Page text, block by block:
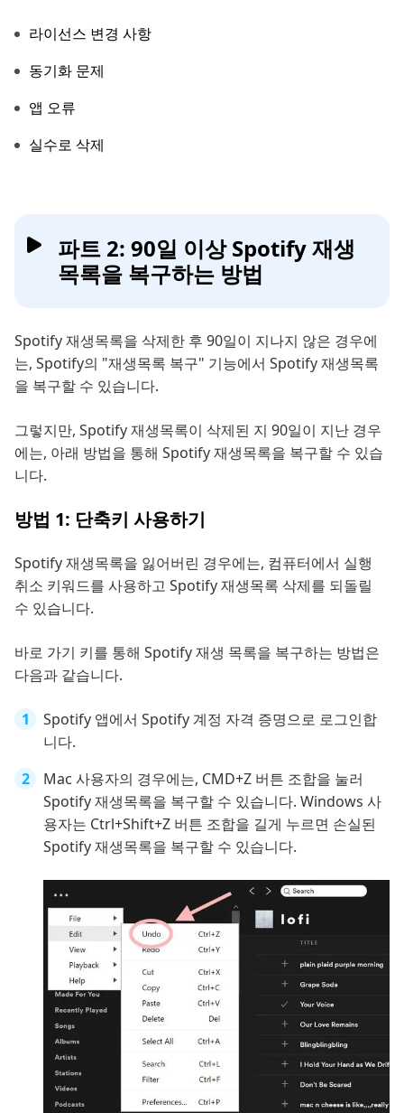
라이선스 변경 사항
동기화 문제
앱 오류
실수로 삭제
파트 2: 90일 이상 Spotify 재생
목록을 복구하는 방법
Spotify 재생목록을 삭제한 후 90일이 지나지 않은 경우에
는, Spotify의 "재생목록 복구" 기능에서 Spotify 재생목록
을 복구할 수 있습니다.
그렇지만, Spotify 재생목록이 삭제된 지 90일이 지난 경우
에는, 아래 방법을 통해 Spotify 재생목록을 복구할 수 있습
니다.
방법 1: 단축키 사용하기
Spotify 재생목록을 잃어버린 경우에는, 컴퓨터에서 실행
취소 키워드를 사용하고 Spotify 재생목록 삭제를 되돌릴
수 있습니다.
바로 가기 키를 통해 Spotify 재생 목록을 복구하는 방법은
다음과 같습니다.
Spotify 앱에서 Spotify 계정 자격 증명으로 로그인합
니다.
Mac 사용자의 경우에는, CMD+Z 버튼 조합을 눌러
Spotify 재생목록을 복구할 수 있습니다. Windows 사
용자는 Ctrl+Shift+Z 버튼 조합을 길게 누르면 손실된
Spotify 재생목록을 복구할 수 있습니다.